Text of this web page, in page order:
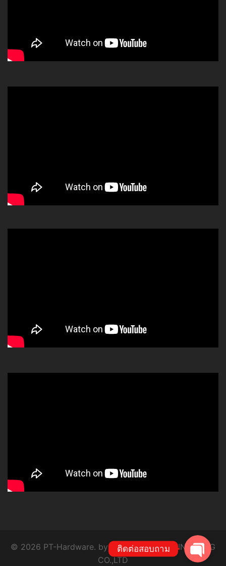
© 2026 PT-Hardware. by P.T. SYSTEM ENGINEERING
CO.,LTD
ติดต่อสอบถาม